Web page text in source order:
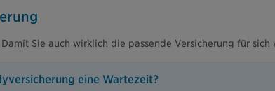
Sie auch wirklich die passende Versicherung für sich
eine Wartezeit?